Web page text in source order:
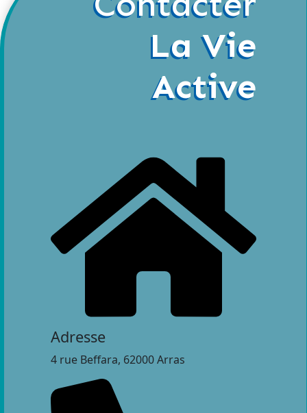
La Vie
Active
Adresse
4 rue Beffara, 62000 Arras